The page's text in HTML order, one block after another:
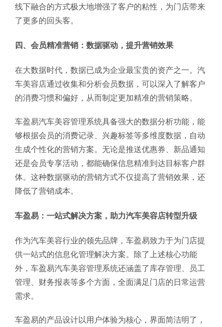
线下融合的方式极大地增强了客户的粘性，为门店带来
了更多的回头客。
四、会员精准营销：数据驱动，提升营销效果
在大数据时代，数据已成为企业最宝贵的资产之一。汽
车美容店通过收集和分析会员数据，可以深入了解客户
的消费习惯和偏好，从而制定更加精准的营销策略。
车盈易汽车美容管理系统具备强大的数据分析功能，能
够根据会员的消费记录、兴趣标签等多维度数据，自动
生成个性化的营销方案。无论是推送优惠券、新品通知
还是会员专享活动，都能确保信息精准到达目标客户群
体。这种数据驱动的营销方式不仅提高了营销效果，还
降低了营销成本。
车盈易：一站式解决方案，助力汽车美容店转型升级
作为汽车美容行业的领先品牌，车盈易致力于为门店提
供一站式的信息化管理解决方案。除了上述核心功能
外，车盈易汽车美容管理系统还涵盖了库存管理、员工
管理、财务报表等多个方面，全面满足门店的日常运营
需求。
车盈易的产品设计以用户体验为核心，界面简洁明了，